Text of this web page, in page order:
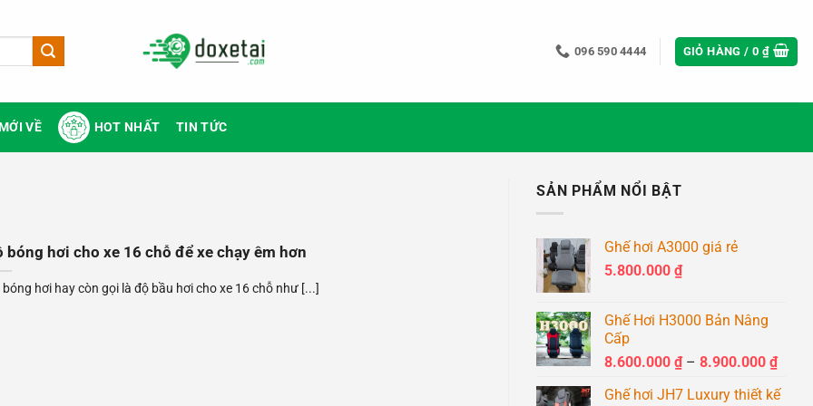
096 590 4444 GIỎ HÀNG / 0 ₫
VỀ HOT NHẤT TIN TỨC
bóng hơi cho xe 16 chỗ để xe chạy êm hơn
hơi hay còn gọi là độ bầu hơi cho xe 16 chỗ như [...]
SẢN PHẨM NỔI BẬT
Ghế hơi A3000 giá rẻ
5.800.000 ₫
Ghế Hơi H3000 Bản Nâng
Cấp
8.600.000 ₫ – 8.900.000 ₫
từ
Ghế hơi JH7 Luxury thiết kế